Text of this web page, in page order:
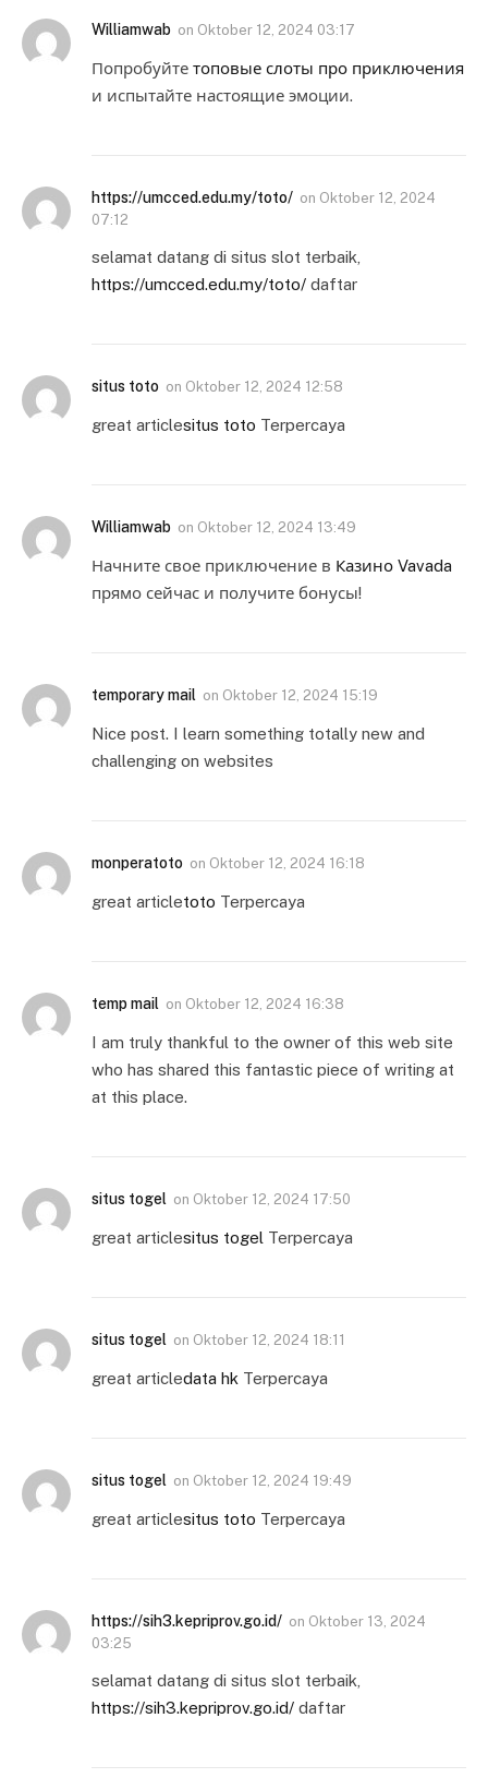
Williamwab on Oktober 12, 2024 03:17
Попробуйте топовые слоты про приключения
и испытайте настоящие эмоции.
https://umcced.edu.my/toto/ on Oktober 12, 2024
07:12
selamat datang di situs slot terbaik,
https://umcced.edu.my/toto/ daftar
situs toto on Oktober 12, 2024 12:58
great articlesitus toto Terpercaya
Williamwab on Oktober 12, 2024 13:49
Начните свое приключение в Казино Vavada
прямо сейчас и получите бонусы!
temporary mail on Oktober 12, 2024 15:19
Nice post. I learn something totally new and
challenging on websites
monperatoto on Oktober 12, 2024 16:18
great articletoto Terpercaya
temp mail on Oktober 12, 2024 16:38
I am truly thankful to the owner of this web site
who has shared this fantastic piece of writing at
at this place.
situs togel on Oktober 12, 2024 17:50
great articlesitus togel Terpercaya
situs togel on Oktober 12, 2024 18:11
great articledata hk Terpercaya
situs togel on Oktober 12, 2024 19:49
great articlesitus toto Terpercaya
https://sih3.kepriprov.go.id/ on Oktober 13, 2024
03:25
selamat datang di situs slot terbaik,
https://sih3.kepriprov.go.id/ daftar